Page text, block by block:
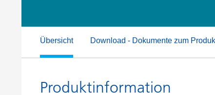
Übersicht Download - Dokumente zum
Produktinformation